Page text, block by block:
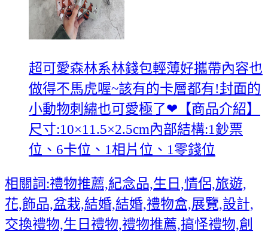
超可愛森林系林錢包輕薄好攜帶內容也
做得不馬虎喔~該有的卡層都有!封面的
小動物刺繡也可愛極了❤【商品介紹】
尺寸:10×11.5×2.5cm內部結構:1鈔票
位、6卡位、1相片位、1零錢位
相關詞:禮物推薦,紀念品,生日,情侶,旅遊,
花,飾品,盆栽,結婚,結婚,禮物盒,展覽,設計,
交換禮物,生日禮物,禮物推薦,搞怪禮物,創